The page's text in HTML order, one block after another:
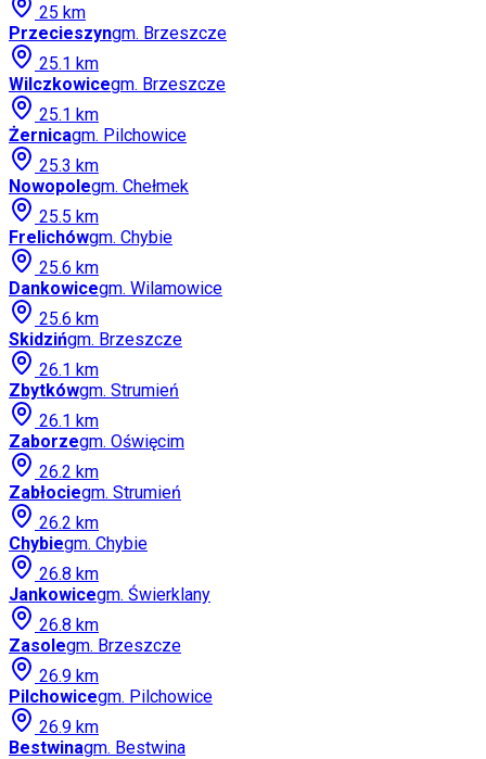
25 km
Przecieszyngm. Brzeszcze
25.1 km
Wilczkowicegm. Brzeszcze
25.1 km
Żernicagm. Pilchowice
25.3 km
Nowopolegm. Chełmek
25.5 km
Frelichówgm. Chybie
25.6 km
Dankowicegm. Wilamowice
25.6 km
Skidzińgm. Brzeszcze
26.1 km
Zbytkówgm. Strumień
26.1 km
Zaborzegm. Oświęcim
26.2 km
Zabłociegm. Strumień
26.2 km
Chybiegm. Chybie
26.8 km
Jankowicegm. Świerklany
26.8 km
Zasolegm. Brzeszcze
26.9 km
Pilchowicegm. Pilchowice
26.9 km
Bestwinagm. Bestwina